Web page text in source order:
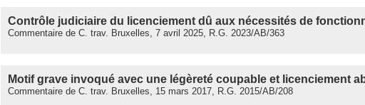
Contrôle judiciaire du licenciement dû aux nécessités de
Commentaire de C. trav. Bruxelles, 7 avril 2025, R.G. 2023/AB/363
Motif grave invoqué avec une légèreté coupable et licenciement
Commentaire de C. trav. Bruxelles, 15 mars 2017, R.G. 2015/AB/208